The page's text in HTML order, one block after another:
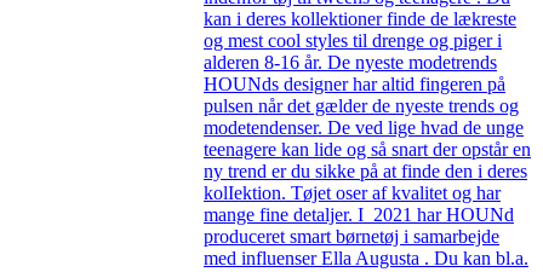
kan i deres kollektioner finde de lækreste
og mest cool styles til drenge og piger i
alderen 8-16 år. De nyeste modetrends
HOUNds designer har altid fingeren på
pulsen når det gælder de nyeste trends og
modetendenser. De ved lige hvad de unge
teenagere kan lide og så snart der opstår en
ny trend er du sikke på at finde den i deres
kolIektion. Tøjet oser af kvalitet og har
mange fine detaljer. I 2021 har HOUNd
produceret smart børnetøj i samarbejde
med influenser Ella Augusta . Du kan bl.a.